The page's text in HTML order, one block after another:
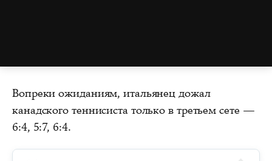
Вопреки ожиданиям, итальянец дожал
канадского теннисиста только в третьем сете —
6:4, 5:7, 6:4.